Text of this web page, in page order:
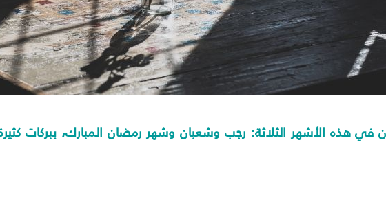
في هذه الأشهر الثلاثة: رجب وشعبان وشهر رمضان المبارك، ببركات